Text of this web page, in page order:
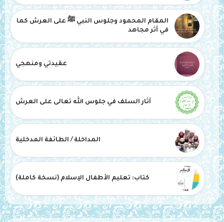
المقام المحمود وجلوس النبي ﷺ على العرش كما
في أثر مجاهد
عقيدتي ومنهجي
آثار السلف في جلوس الله تعالى على العرش
المداخلة / الطائفة المدخلية
كتاب: تعليم الأطفال الإسلام (نسخة كاملة)